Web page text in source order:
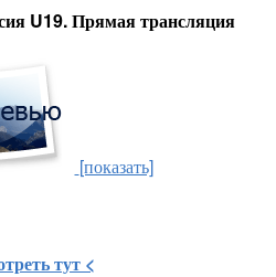
U19. Прямая трансляция
[показать]
тут <